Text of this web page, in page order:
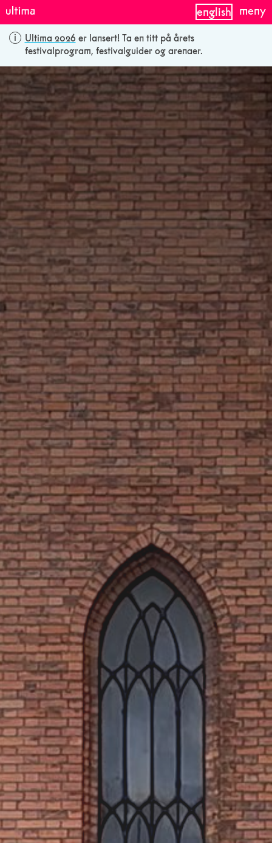
Ultima 2026 er lansert! Ta en titt på årets
festivalprogram, festivalguider og arenaer.
english meny